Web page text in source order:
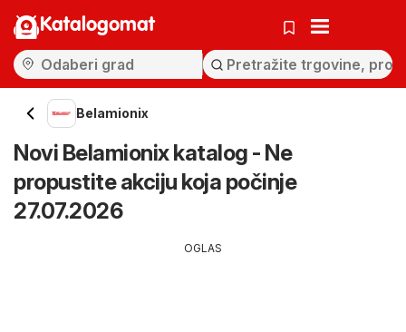
Katalogomat
Belamionix
Novi Belamionix katalog - Ne
propustite akciju koja počinje
27.07.2026
OGLAS